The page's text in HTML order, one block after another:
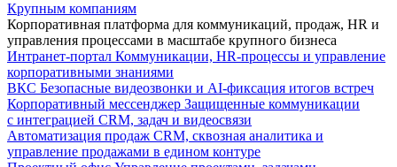
Крупным компаниям
Корпоративная платформа для коммуникаций, продаж, HR и
управления процессами в масштабе крупного бизнеса
Интранет-портал Коммуникации, HR-процессы и управление
корпоративными знаниями
ВКС Безопасные видеозвонки и AI-фиксация итогов встреч
Корпоративный мессенджер Защищенные коммуникации
с интеграцией CRM, задач и видеосвязи
Автоматизация продаж CRM, сквозная аналитика и
управление продажами в едином контуре